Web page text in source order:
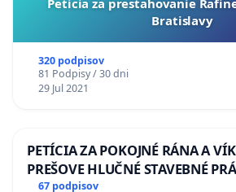
Peticia za prestahovanie
Bratislavy
320 podpisov
81 Podpisy / 30 dni
29 Jul 2021
PETÍCIA ZA POKOJNÉ RÁNA A
PREŠOVE HLUČNÉ STAVEBNÉ
LEN OD 9.00 DO 13.00 HOD., CEZ
67 podpisov